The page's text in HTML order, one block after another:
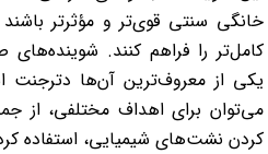
خانگی سنتی قوی‌تر و مؤثرتر
کامل‌تر را فراهم کنند. شوینده‌های
یکی از معروف‌ترین آن‌ها دترجنت
می‌توان برای اهداف مختلفی، از
کردن نشت‌های شیمیایی، استفاده